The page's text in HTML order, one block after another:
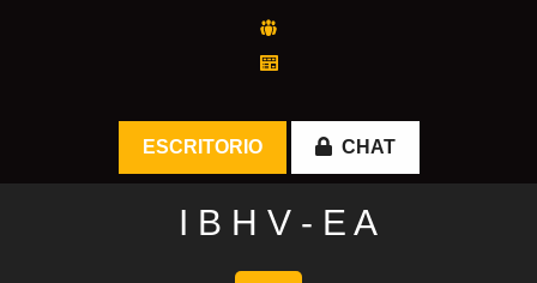
ESCRITORIO CHAT
I B H V - E A